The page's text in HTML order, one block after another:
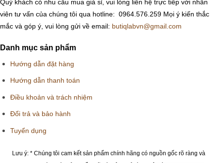
Quý khách có nhu cầu mua giá sỉ, vui lòng liên hệ trực tiếp với nhân
viên tư vấn của chúng tôi qua hotline: 0964.576.259 Mọi ý kiến thắc
mắc và góp ý, vui lòng gửi về email: butiqlabvn@gmail.com
Danh mục sản phẩm
Hướng dẫn đặt hàng
Hướng dẫn thanh toán
Điều khoản và trách nhiệm
Đổi trả và bảo hành
Tuyển dụng
Lưu ý: * Chúng tôi cam kết sản phẩm chính hãng có nguồn gốc rõ ràng và